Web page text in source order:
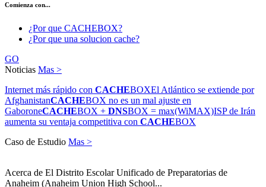
Comienza con...
¿Por que CACHEBOX?
¿Por que una solucion cache?
GO
Noticias Mas >
Internet más rápido con CACHEBOXEl Atlántico se extiende por
AfghanistanCACHEBOX no es un mal ajuste en
GaboroneCACHEBOX + DNSBOX = max(WiMAX)ISP de Irán
aumenta su ventaja competitiva con CACHEBOX
Caso de Estudio Mas >
Acerca de El Distrito Escolar Unificado de Preparatorias de
Anaheim (Anaheim Union High School...